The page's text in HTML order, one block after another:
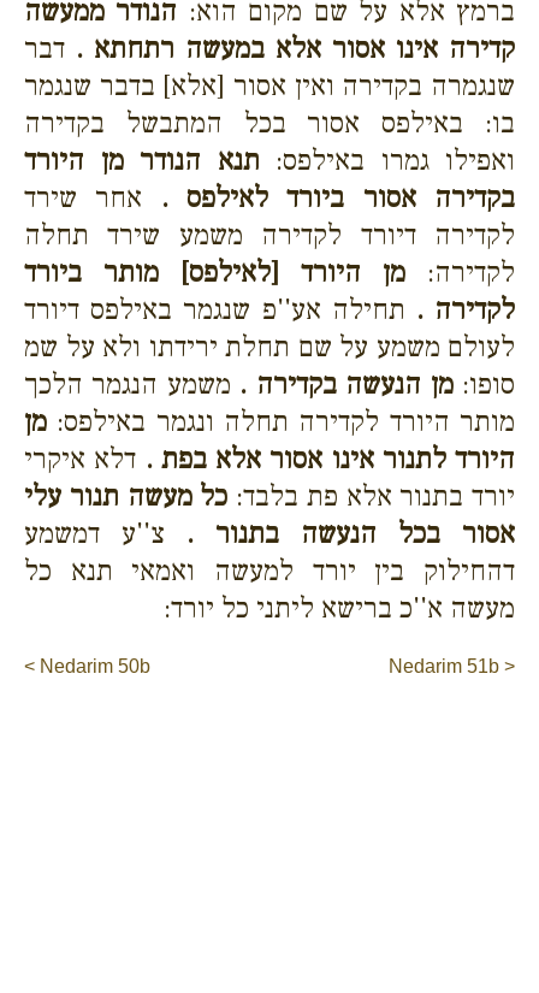
ברמץ אלא על שם מקום הוא: הנודר ממעשה
קדירה אינו אסור אלא במעשה רתחתא . דבר
שנגמרה בקדירה ואין אסור [אלא] בדבר שנגמר
בו: באילפס אסור בכל המתבשל בקדירה
ואפילו גמרו באילפס: תנא הנודר מן היורד
בקדירה אסור ביורד לאילפס . אחר שירד
לקדירה דיורד לקדירה משמע שירד תחלה
לקדירה: מן היורד [לאילפס] מותר ביורד
לקדירה . תחילה אע''פ שנגמר באילפס דיורד
לעולם משמע על שם תחלת ירידתו ולא על שמ
סופו:מן הנעשה בקדירה . משמע הנגמר הלכך
מותר היורד לקדירה תחלה ונגמר באילפס: מן
היורד לתנור אינו אסור אלא בפת . דלא איקרי
יורד בתנור אלא פת בלבד: כל מעשה תנור עלי
אסור בכל הנעשה בתנור . צ''ע דמשמע
דהחילוק בין יורד למעשה ואמאי תנא כל
מעשה א''כ ברישא ליתני כל יורד:
< Nedarim 50b Nedarim 51b >